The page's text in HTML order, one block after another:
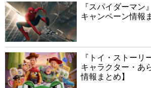
『スパイダーマン
キャンペーン情報
『トイ・ストーリ
キャラクター・あ
情報まとめ】